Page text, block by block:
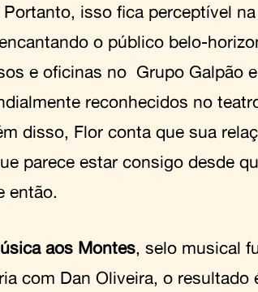
isso fica perceptível
o público belo-
e oficinas no Grupo Galpão
reconhecidos no
disso, Flor conta que sua
parece estar consigo desde
então.
aos Montes , selo musical
com Dan Oliveira, o resultado